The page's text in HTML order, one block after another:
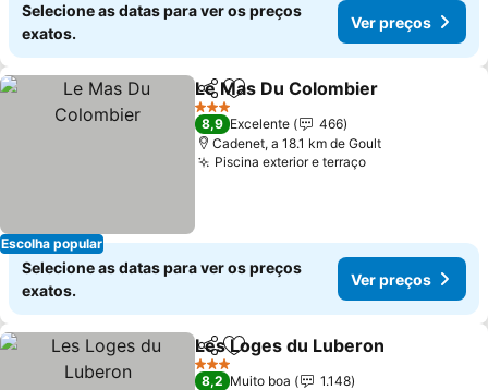
Selecione as datas para ver os preços
exatos.
Ver preços
Escolha popular
PartilharAdicionar aos favoritos
Le Mas Du Colombier
3 Estrelas
8,9 Excelente
466
Cadenet, a 18.1 km de Goult
Piscina exterior e terraçoVer preços
Selecione as datas para ver os preços
exatos.
Ver preços
PartilharAdicionar aos favoritos
Les Loges du Luberon
3 Estrelas
8,2 Muito boa
1.148